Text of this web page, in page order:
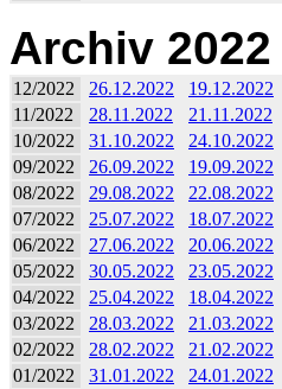
Archiv 2022
12/2022 26.12.2022 19.12.2022
11/2022
28.11.2022 21.11.2022
10/2022
31.10.2022 24.10.2022
09/2022
26.09.2022 19.09.2022
08/2022
29.08.2022 22.08.2022
07/2022
25.07.2022 18.07.2022
06/2022
27.06.2022 20.06.2022
05/2022
30.05.2022 23.05.2022
04/2022
25.04.2022 18.04.2022
03/2022
28.03.2022 21.03.2022
02/2022
28.02.2022 21.02.2022
01/2022
31.01.2022 24.01.2022